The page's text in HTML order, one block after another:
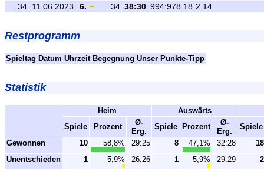
34. 11.06.2023 6. 34 38:30 994:978 18 2 14
Restprogramm
Spieltag Datum Uhrzeit Begegnung Unser Punkte-Tipp
Statistik
Heim
Auswärts
Spiele
Prozent
Ø-
Erg.
Spiele Prozent
Ø-
Erg.
Spiele
Gewonnen
10 58,8% 29:25 8 47,1% 32:28
18
Unentschieden
1 5,9% 26:26 1 5,9% 29:29
2